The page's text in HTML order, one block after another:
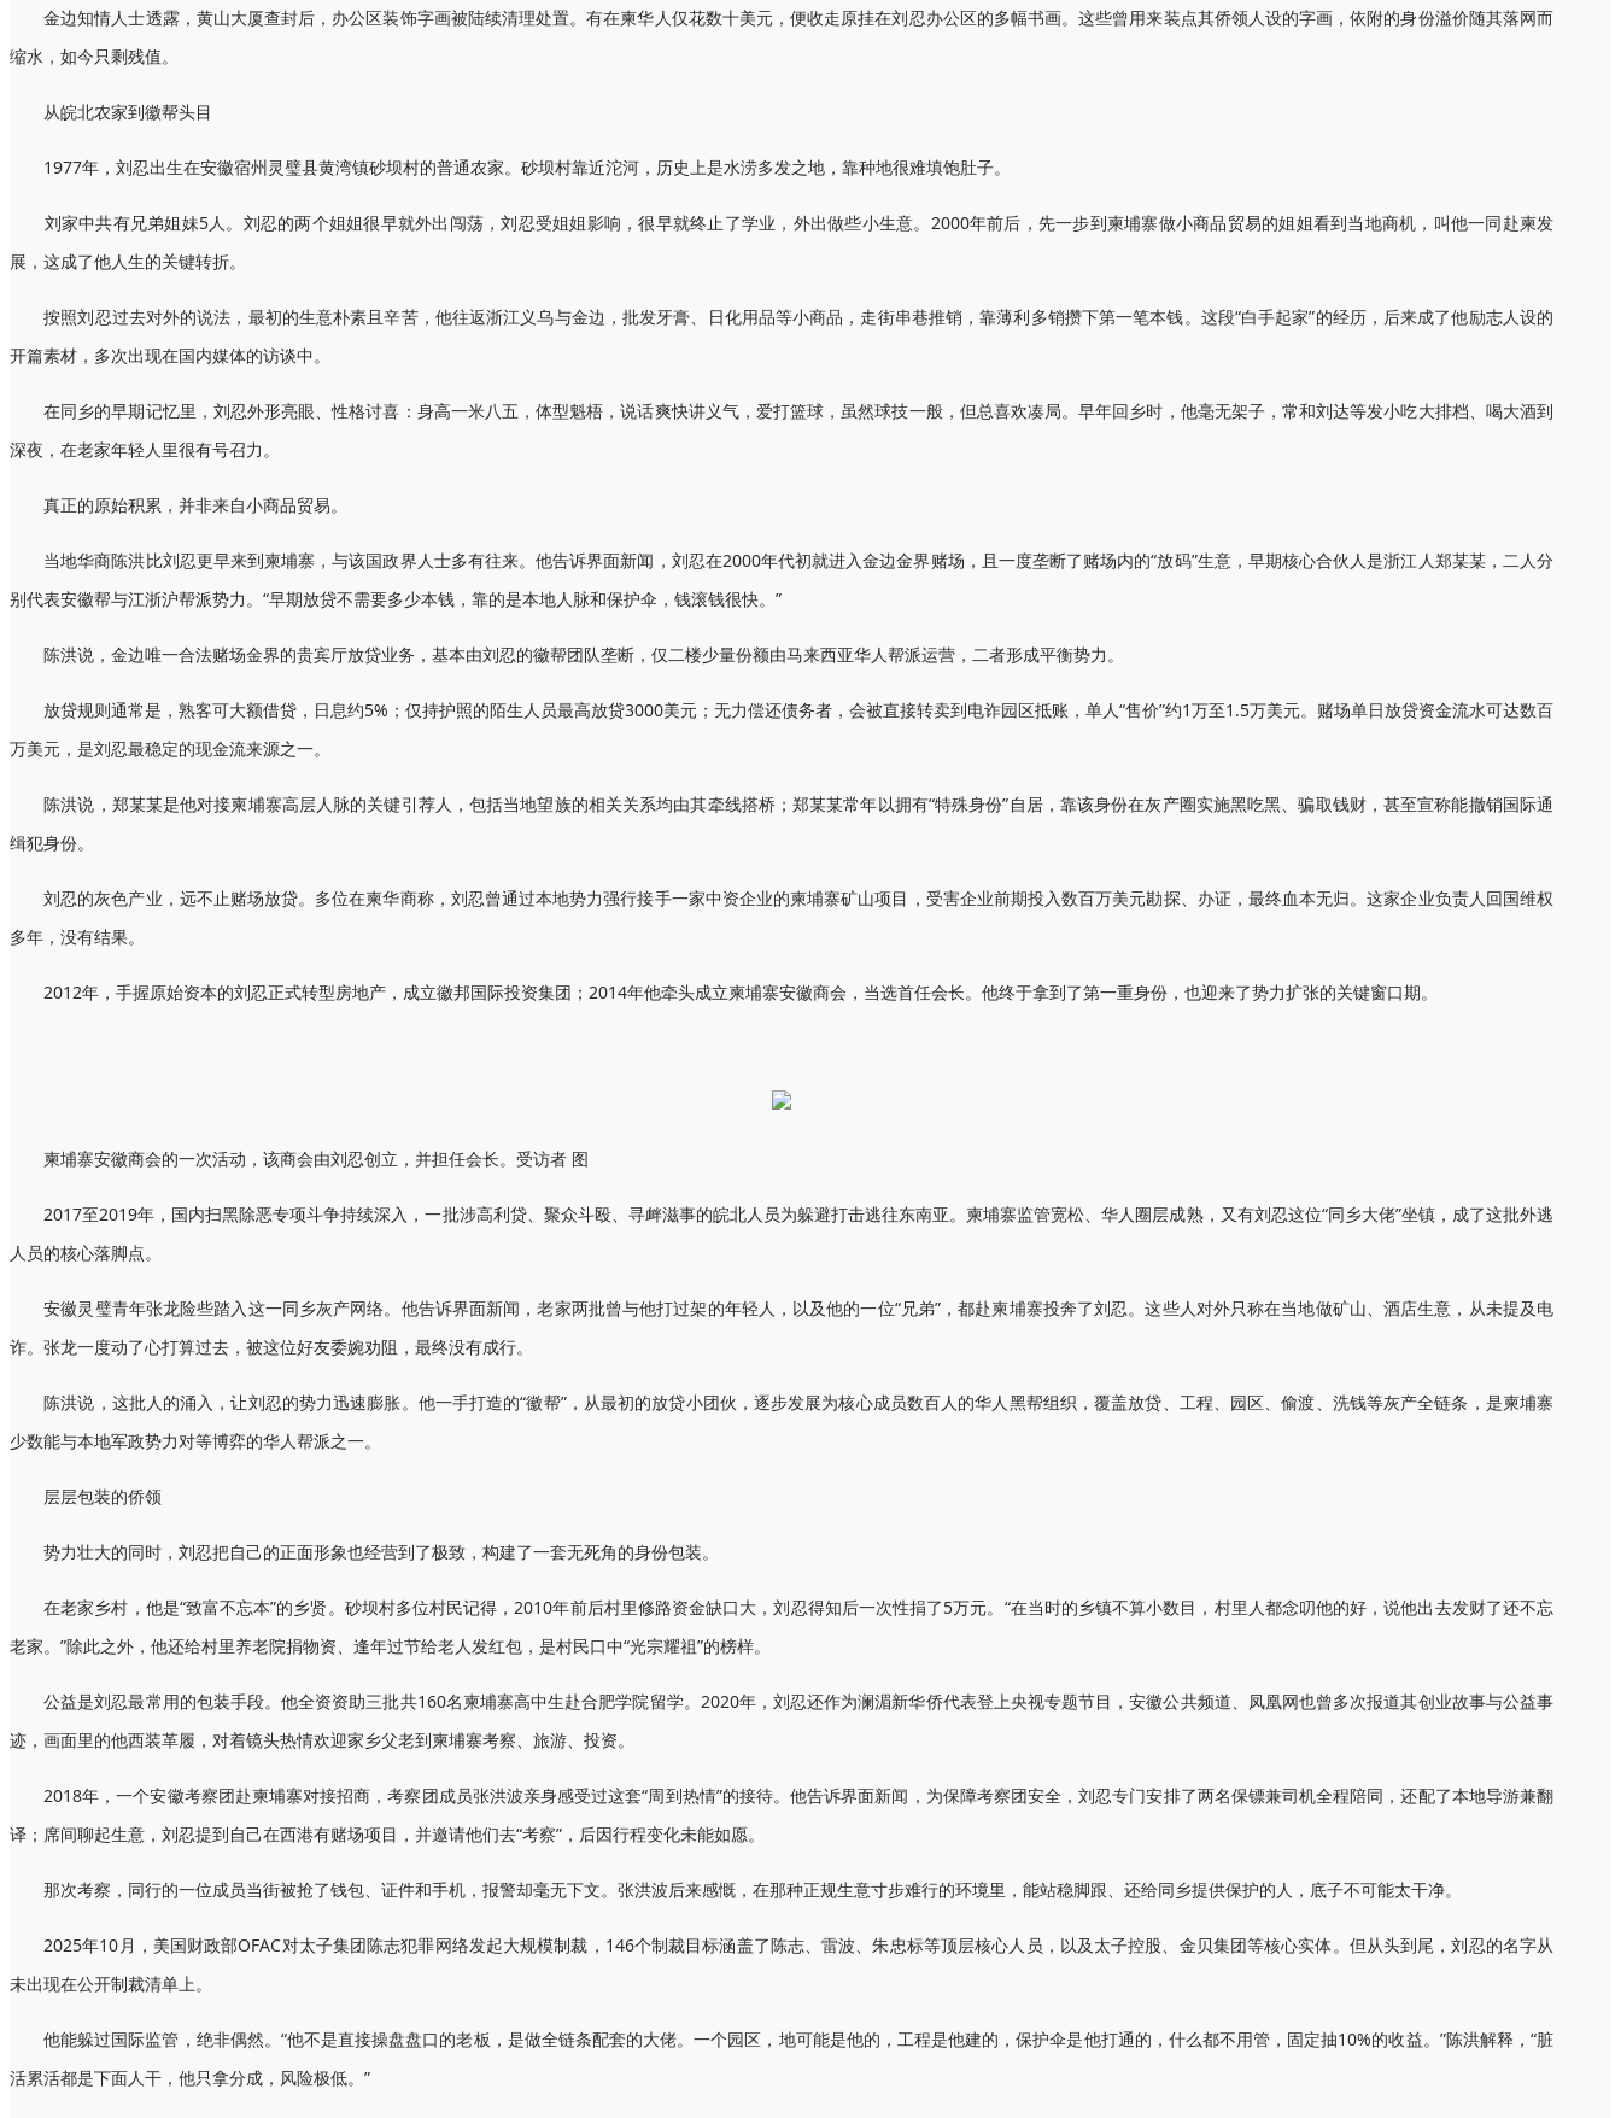
金边知情人士透露，黄山大厦查封后，办公区装饰字画被陆续清理处置。有在柬华人仅花数十美元，便收走原挂在刘忍办公区的多幅书画。这些曾用来装点其侨领人设的字画，依附的身份溢价随其落网而
缩水，如今只剩残值。
从皖北农家到徽帮头目
1977年，刘忍出生在安徽宿州灵璧县黄湾镇砂坝村的普通农家。砂坝村靠近沱河，历史上是水涝多发之地，靠种地很难填饱肚子。
刘家中共有兄弟姐妹5人。刘忍的两个姐姐很早就外出闯荡，刘忍受姐姐影响，很早就终止了学业，外出做些小生意。2000年前后，先一步到柬埔寨做小商品贸易的姐姐看到当地商机，叫他一同赴柬发
展，这成了他人生的关键转折。
按照刘忍过去对外的说法，最初的生意朴素且辛苦，他往返浙江义乌与金边，批发牙膏、日化用品等小商品，走街串巷推销，靠薄利多销攒下第一笔本钱。这段“白手起家”的经历，后来成了他励志人设的
开篇素材，多次出现在国内媒体的访谈中。
在同乡的早期记忆里，刘忍外形亮眼、性格讨喜：身高一米八五，体型魁梧，说话爽快讲义气，爱打篮球，虽然球技一般，但总喜欢凑局。早年回乡时，他毫无架子，常和刘达等发小吃大排档、喝大酒到
深夜，在老家年轻人里很有号召力。
真正的原始积累，并非来自小商品贸易。
当地华商陈洪比刘忍更早来到柬埔寨，与该国政界人士多有往来。他告诉界面新闻，刘忍在2000年代初就进入金边金界赌场，且一度垄断了赌场内的“放码”生意，早期核心合伙人是浙江人郑某某，二人分
别代表安徽帮与江浙沪帮派势力。“早期放贷不需要多少本钱，靠的是本地人脉和保护伞，钱滚钱很快。”
陈洪说，金边唯一合法赌场金界的贵宾厅放贷业务，基本由刘忍的徽帮团队垄断，仅二楼少量份额由马来西亚华人帮派运营，二者形成平衡势力。
放贷规则通常是，熟客可大额借贷，日息约5%；仅持护照的陌生人员最高放贷3000美元；无力偿还债务者，会被直接转卖到电诈园区抵账，单人“售价”约1万至1.5万美元。赌场单日放贷资金流水可达数百
万美元，是刘忍最稳定的现金流来源之一。
陈洪说，郑某某是他对接柬埔寨高层人脉的关键引荐人，包括当地望族的相关关系均由其牵线搭桥；郑某某常年以拥有“特殊身份”自居，靠该身份在灰产圈实施黑吃黑、骗取钱财，甚至宣称能撤销国际通
缉犯身份。
刘忍的灰色产业，远不止赌场放贷。多位在柬华商称，刘忍曾通过本地势力强行接手一家中资企业的柬埔寨矿山项目，受害企业前期投入数百万美元勘探、办证，最终血本无归。这家企业负责人回国维权
多年，没有结果。
2012年，手握原始资本的刘忍正式转型房地产，成立徽邦国际投资集团；2014年他牵头成立柬埔寨安徽商会，当选首任会长。他终于拿到了第一重身份，也迎来了势力扩张的关键窗口期。
柬埔寨安徽商会的一次活动，该商会由刘忍创立，并担任会长。受访者 图
2017至2019年，国内扫黑除恶专项斗争持续深入，一批涉高利贷、聚众斗殴、寻衅滋事的皖北人员为躲避打击逃往东南亚。柬埔寨监管宽松、华人圈层成熟，又有刘忍这位“同乡大佬”坐镇，成了这批外逃
人员的核心落脚点。
安徽灵璧青年张龙险些踏入这一同乡灰产网络。他告诉界面新闻，老家两批曾与他打过架的年轻人，以及他的一位“兄弟”，都赴柬埔寨投奔了刘忍。这些人对外只称在当地做矿山、酒店生意，从未提及电
诈。张龙一度动了心打算过去，被这位好友委婉劝阻，最终没有成行。
陈洪说，这批人的涌入，让刘忍的势力迅速膨胀。他一手打造的“徽帮”，从最初的放贷小团伙，逐步发展为核心成员数百人的华人黑帮组织，覆盖放贷、工程、园区、偷渡、洗钱等灰产全链条，是柬埔寨
少数能与本地军政势力对等博弈的华人帮派之一。
层层包装的侨领
势力壮大的同时，刘忍把自己的正面形象也经营到了极致，构建了一套无死角的身份包装。
在老家乡村，他是“致富不忘本”的乡贤。砂坝村多位村民记得，2010年前后村里修路资金缺口大，刘忍得知后一次性捐了5万元。“在当时的乡镇不算小数目，村里人都念叨他的好，说他出去发财了还不忘
老家。”除此之外，他还给村里养老院捐物资、逢年过节给老人发红包，是村民口中“光宗耀祖”的榜样。
公益是刘忍最常用的包装手段。他全资资助三批共160名柬埔寨高中生赴合肥学院留学。2020年，刘忍还作为澜湄新华侨代表登上央视专题节目，安徽公共频道、凤凰网也曾多次报道其创业故事与公益事
迹，画面里的他西装革履，对着镜头热情欢迎家乡父老到柬埔寨考察、旅游、投资。
2018年，一个安徽考察团赴柬埔寨对接招商，考察团成员张洪波亲身感受过这套“周到热情”的接待。他告诉界面新闻，为保障考察团安全，刘忍专门安排了两名保镖兼司机全程陪同，还配了本地导游兼翻
译；席间聊起生意，刘忍提到自己在西港有赌场项目，并邀请他们去“考察”，后因行程变化未能如愿。
那次考察，同行的一位成员当街被抢了钱包、证件和手机，报警却毫无下文。张洪波后来感慨，在那种正规生意寸步难行的环境里，能站稳脚跟、还给同乡提供保护的人，底子不可能太干净。
2025年10月，美国财政部OFAC对太子集团陈志犯罪网络发起大规模制裁，146个制裁目标涵盖了陈志、雷波、朱忠标等顶层核心人员，以及太子控股、金贝集团等核心实体。但从头到尾，刘忍的名字从
未出现在公开制裁清单上。
他能躲过国际监管，绝非偶然。“他不是直接操盘盘口的老板，是做全链条配套的大佬。一个园区，地可能是他的，工程是他建的，保护伞是他打通的，什么都不用管，固定抽10%的收益。”陈洪解释，“脏
活累活都是下面人干，他只拿分成，风险极低。”